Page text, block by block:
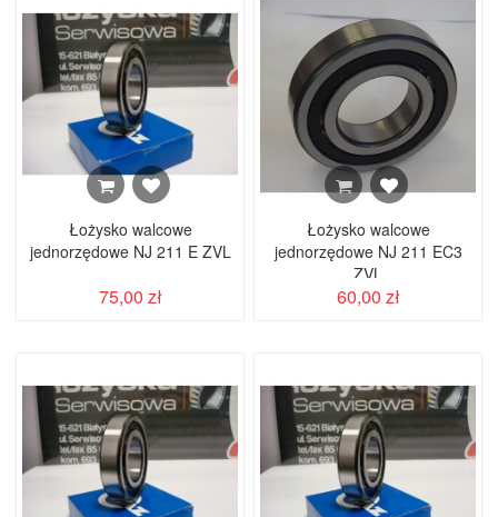
Łożysko walcowe
jednorzędowe NJ 211 E ZVL
75,00 zł
Łożysko walcowe
jednorzędowe NJ 211 EC3
ZVL
60,00 zł